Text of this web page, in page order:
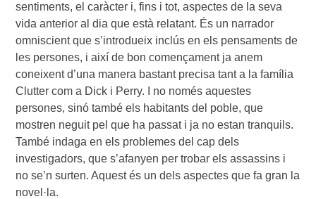
sentiments, el caràcter i, fins i tot, aspectes de la seva
vida anterior al dia que està relatant. És un narrador
omniscient que s’introdueix inclús en els pensaments de
les persones, i així de bon començament ja anem
coneixent d’una manera bastant precisa tant a la família
Clutter com a Dick i Perry. I no només aquestes
persones, sinó també els habitants del poble, que
mostren neguit pel que ha passat i ja no estan tranquils.
També indaga en els problemes del cap dels
investigadors, que s’afanyen per trobar els assassins i
no se’n surten. Aquest és un dels aspectes que fa gran la
novel·la.